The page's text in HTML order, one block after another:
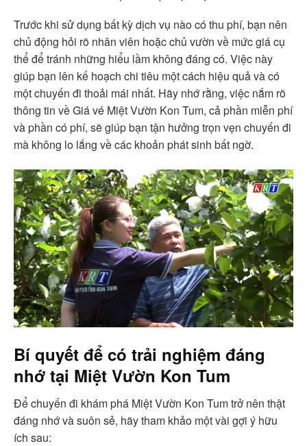
Trước khi sử dụng bất kỳ dịch vụ nào có thu phí, bạn nên
chủ động hỏi rõ nhân viên hoặc chủ vườn về mức giá cụ
thể để tránh những hiểu lầm không đáng có. Việc này
giúp bạn lên kế hoạch chi tiêu một cách hiệu quả và có
một chuyến đi thoải mái nhất. Hãy nhớ rằng, việc nắm rõ
thông tin về Giá vé Miệt Vườn Kon Tum, cả phần miễn phí
và phần có phí, sẽ giúp bạn tận hưởng trọn vẹn chuyến đi
mà không lo lắng về các khoản phát sinh bất ngờ.
Bí quyết để có trải nghiệm đáng
nhớ tại Miệt Vườn Kon Tum
Để chuyến đi khám phá Miệt Vườn Kon Tum trở nên thật
đáng nhớ và suôn sẻ, hãy tham khảo một vài gợi ý hữu
ích sau: